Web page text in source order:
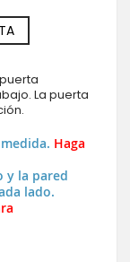
La puerta
Haga
y la pared
lado.